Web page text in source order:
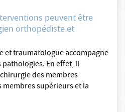
peuvent être
orthopédiste et
et traumatologue accompagne
En effet, il
des membres
supérieurs et la